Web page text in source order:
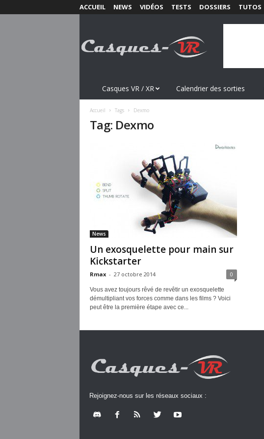
ACCUEIL NEWS VIDÉOS TESTS DOSSIERS TUTOS
s
Casques VR / XR Calendrier des sorties
Accueil Tags Dexmo
Tag: Dexmo
News
Un exosquelette pour main sur
Kickstarter
Rmax - 27 octobre 2014 0
Vous avez toujours rêvé de revêtir un exosquelette
démultipliant vos forces comme dans les films ? Voici
peut être la première étape avec ce...
Rejoignez-nous sur les réseaux sociaux :